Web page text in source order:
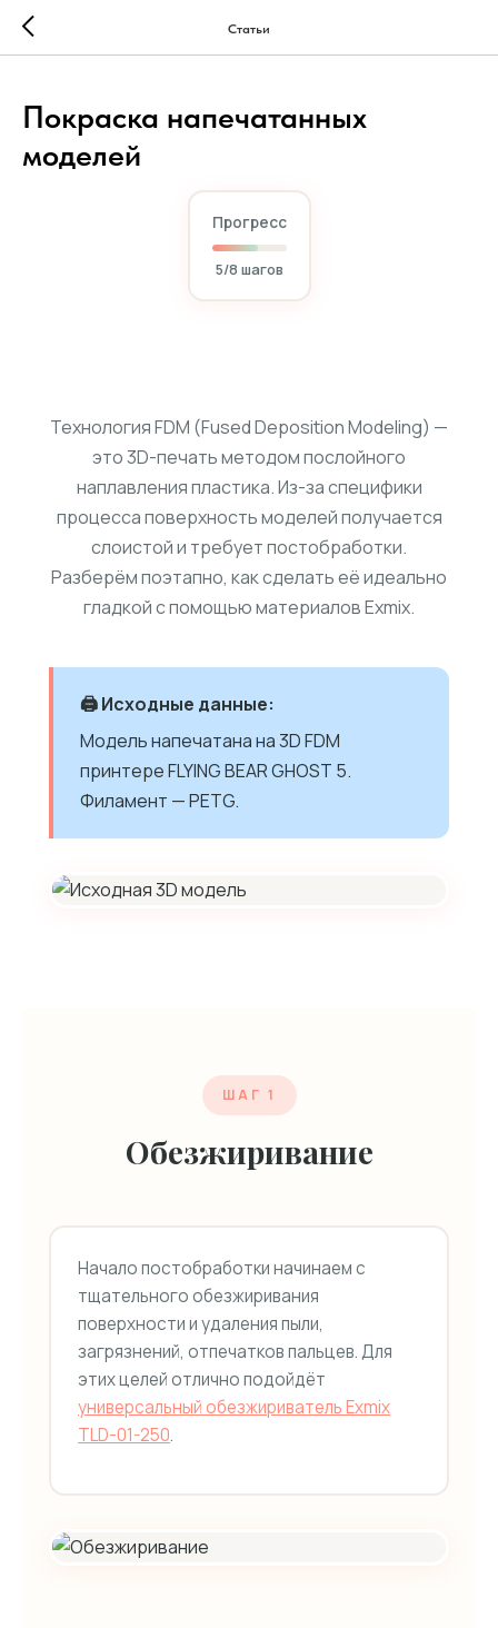
Статьи
Покраска напечатанных
моделей
Прогресс
5/8 шагов
Технология FDM (Fused Deposition Modeling) —
это 3D-печать методом послойного
наплавления пластика. Из-за специфики
процесса поверхность моделей получается
слоистой и требует постобработки.
Разберём поэтапно, как сделать её идеально
гладкой с помощью материалов Exmix.
🖨️ Исходные данные:
Модель напечатана на 3D FDM
принтере FLYING BEAR GHOST 5.
Филамент — PETG.
ШАГ 1
Обезжиривание
Начало постобработки начинаем с
тщательного обезжиривания
поверхности и удаления пыли,
загрязнений, отпечатков пальцев. Для
этих целей отлично подойдёт
универсальный обезжириватель Exmix
TLD-01-250.